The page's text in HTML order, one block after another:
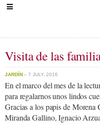
Visita de las
JARDÍN– 7 JULY, 2016
En el marco del mes de la
para regalarnos unos lindos
Gracias a los papis de
Miranda Gallino, Ignacio